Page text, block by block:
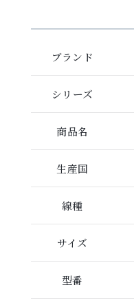
ブランド
シリーズ
商品名
生産国
線種
サイズ
型番